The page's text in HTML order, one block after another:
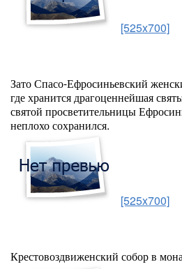
[525x700]
Зато Спасо-Ефросиньевский
где хранится драгоценнейшая
святой просветительницы
неплохо сохранился.
[525x700]
Крестовоздвиженский собор в